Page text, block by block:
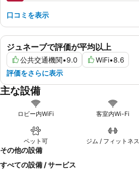
ジュネーブで評価が平均以上
公共交通機関•9.0 WiFi•8.6
評価をさらに表示
口コミを表示
主な設備
ロビー内WiFi 客室内Wi-Fi
ペット可 ジム / フィットネス
その他の設備
すべての設備 / サービス